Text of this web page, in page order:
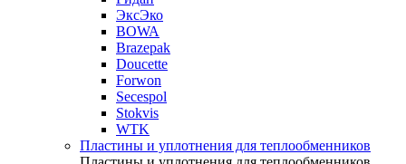
ЭксЭко
BOWA
Brazepak
Doucette
Forwon
Secespol
Stokvis
WTK
Пластины и уплотнения для теплообменников